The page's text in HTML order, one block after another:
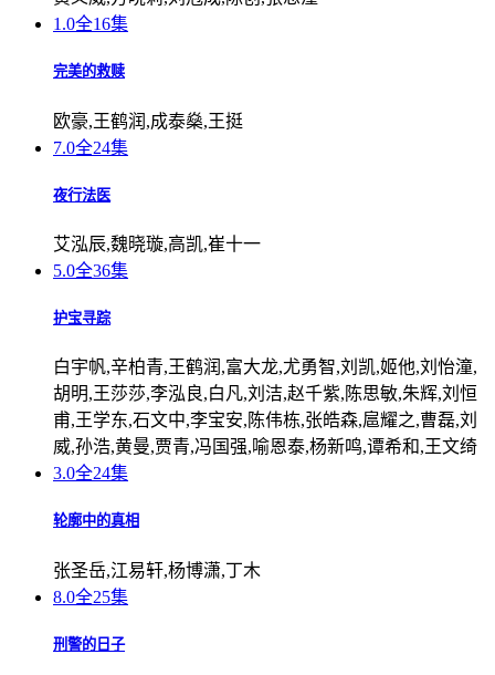
1.0全16集
完美的救赎
欧豪,王鹤润,成泰燊,王挺
7.0全24集
夜行法医
艾泓辰,魏晓璇,高凯,崔十一
5.0全36集
护宝寻踪
白宇帆,辛柏青,王鹤润,富大龙,尤勇智,刘凯,姬他,刘怡潼,
胡明,王莎莎,李泓良,白凡,刘洁,赵千紫,陈思敏,朱辉,刘恒
甫,王学东,石文中,李宝安,陈伟栋,张皓森,扈耀之,曹磊,刘
威,孙浩,黄曼,贾青,冯国强,喻恩泰,杨新鸣,谭希和,王文绮
3.0全24集
轮廓中的真相
张圣岳,江易轩,杨博潇,丁木
8.0全25集
刑警的日子